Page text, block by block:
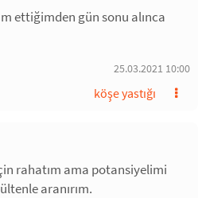
ettiğimden gün sonu alınca
25.03.2021 10:00
köşe yastığı
rahatım ama potansiyelimi
aranırım.